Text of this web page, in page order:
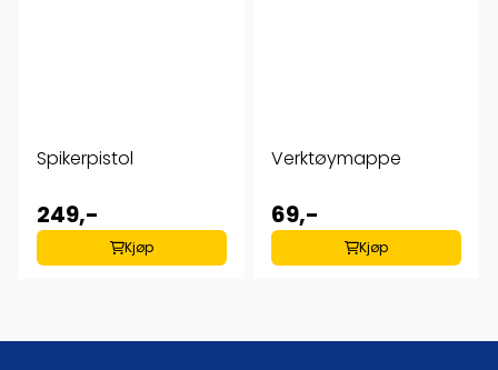
Spikerpistol
249,-
Kjøp
Verktøymappe
69,-
Kjøp